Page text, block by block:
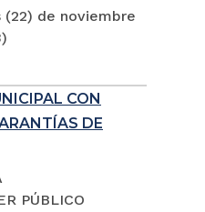
de noviembre
CON
DE
PÚBLICO